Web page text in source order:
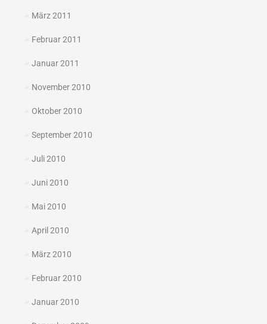
März 2011
Februar 2011
Januar 2011
November 2010
Oktober 2010
September 2010
Juli 2010
Juni 2010
Mai 2010
April 2010
März 2010
Februar 2010
Januar 2010